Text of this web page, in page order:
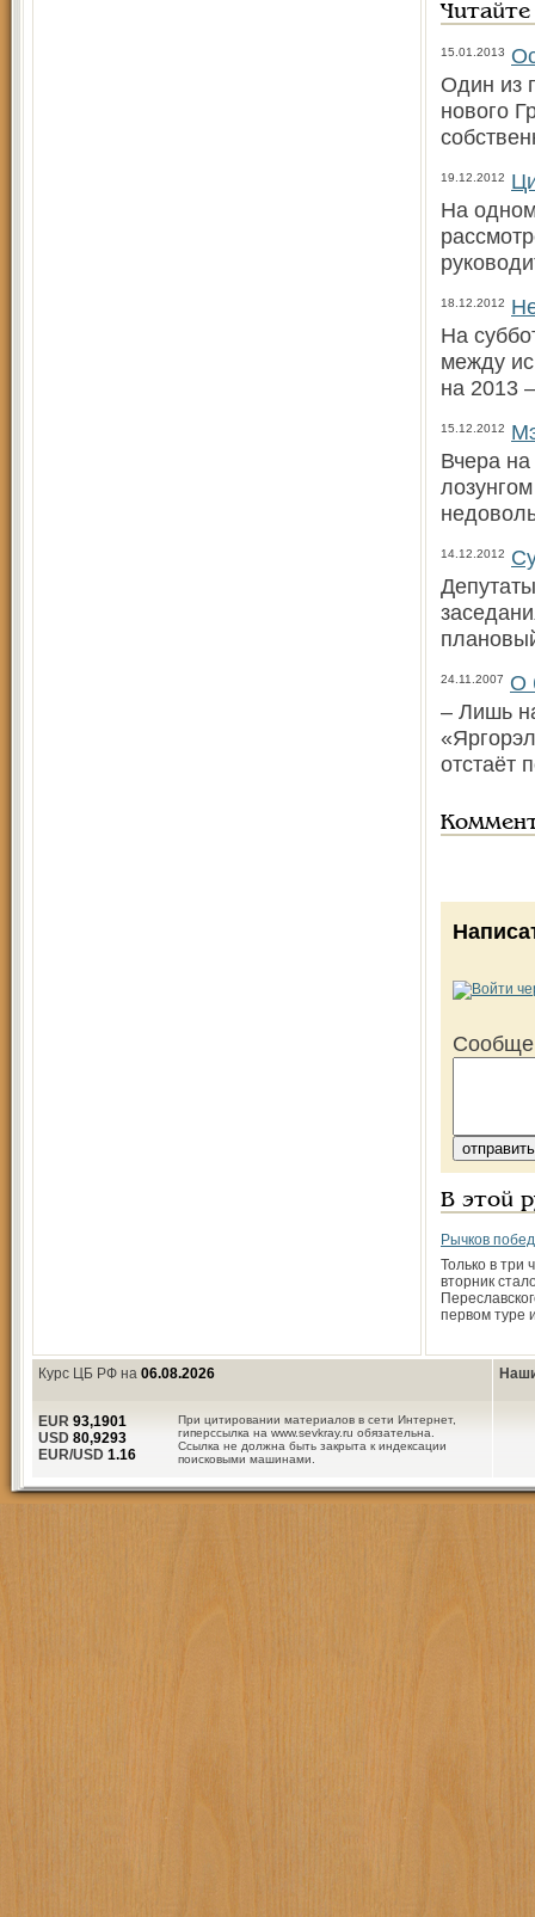
15.01.2013
Один из
нового
19.12.2012
На
18.12.2012
На
между
на 2013
15.12.2012
Вчера
14.12.2012
24.11.2007
О
– Лишь
отстаёт
В этой
Рычков
Только в три
вторник
первом туре
Курс ЦБ РФ на 06.08.2026
При цитировании материалов в сети Интернет,
гиперссылка на www.sevkray.ru обязательна.
Ссылка не должна быть закрыта к индексации
поисковыми машинами.
EUR 93,1901
USD 80,9293
EUR/USD 1.16